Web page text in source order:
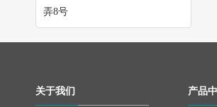
弄8号
关于我们 产品